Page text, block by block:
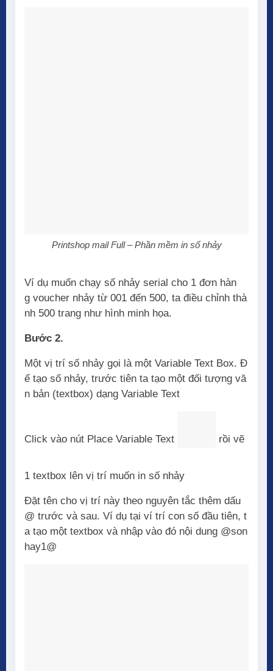
Printshop mail Full – Phần mềm in số nhảy
Ví dụ muốn chạy số nhảy serial cho 1 đơn hàn
g voucher nhảy từ 001 đến 500, ta điều chỉnh thà
nh 500 trang như hình minh họa.
Bước 2.
Một vị trí số nhảy gọi là một Variable Text Box. Đ
ể tạo số nhảy, trước tiên ta tạo một đối tượng vă
n bản (textbox) dạng Variable Text
Click vào nút Place Variable Text rồi vẽ
1 textbox lên vị trí muốn in số nhảy
Đặt tên cho vị trí này theo nguyên tắc thêm dấu
@ trước và sau. Ví dụ tại ví trí con số đầu tiên, t
a tạo một textbox và nhập vào đó nội dung @son
hay1@